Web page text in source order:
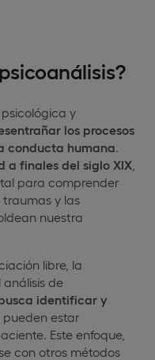
y
los procesos
conducta humana
a finales del siglo XIX
para comprender
traumas y las
nuestra
libre, la
análisis de
identificar y
pueden estar
Este enfoque,
con otros métodos